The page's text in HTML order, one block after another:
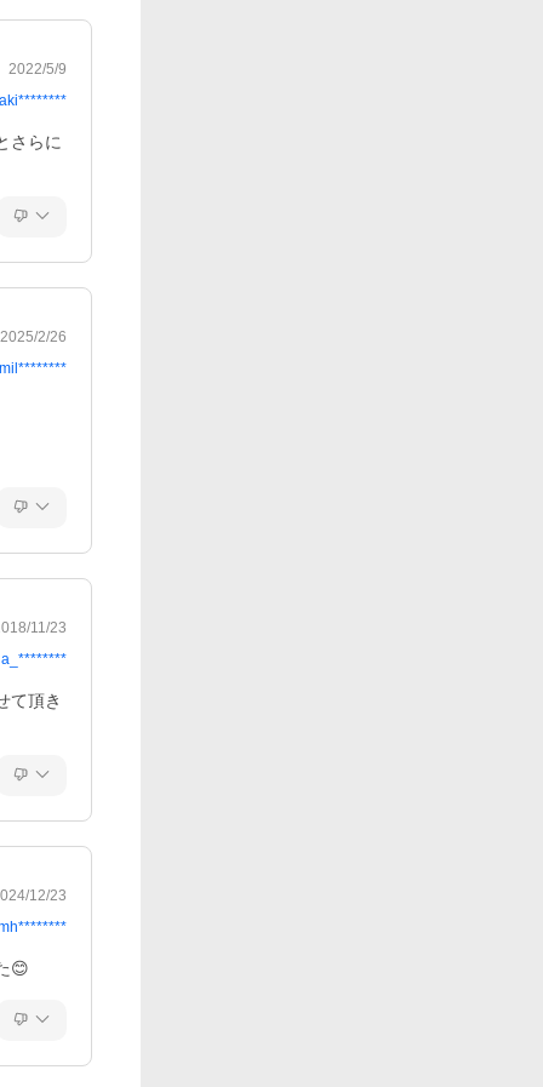
2022/5/9
aki********
さらに
2025/2/26
mil********
11/23
て頂き
12/23
😊